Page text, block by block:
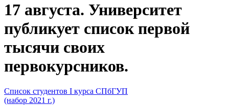
17 августа. Университет
публикует список первой
тысячи своих
первокурсников.
Список студентов I курса СПбГУП
(набор 2021 г.)